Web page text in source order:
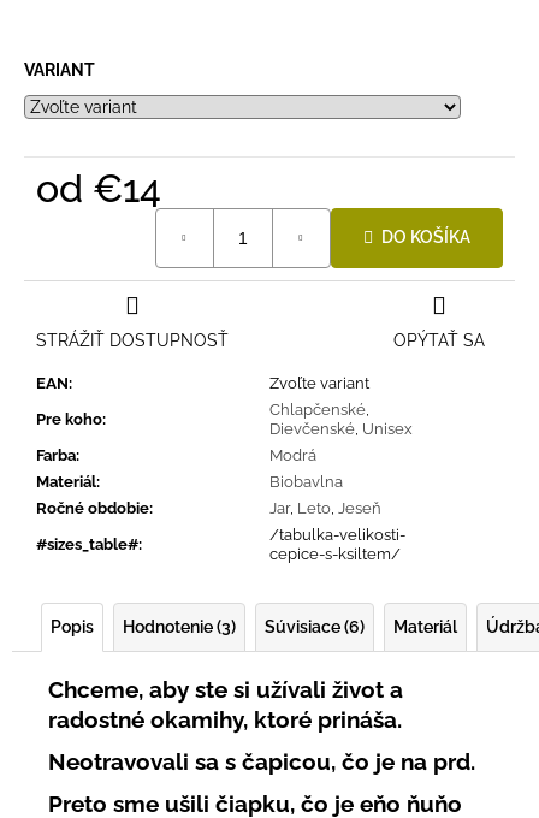
VARIANT
od €14
DO KOŠÍKA
EAN:
Zvoľte variant
Pre koho:
Chlapčenské
Dievčenské Unisex
Farba:
Modrá
Materiál:
Biobavlna
Ročné obdobie: Jar, Leto Jeseň
#sizes_table#:
/tabulka-velikosti-
cepice-s-ksiltem/
OPÝTAŤ SA
STRÁŽIŤ DOSTUPNOSŤ
Popis Hodnotenie (3) Súvisiace (6) Materiál
Chceme, aby ste si užívali život a
radostné okamihy, ktoré prináša.
Neotravovali sa s čapicou, čo je na prd.
Preto sme ušili čiapku, čo je eňo ňuňo